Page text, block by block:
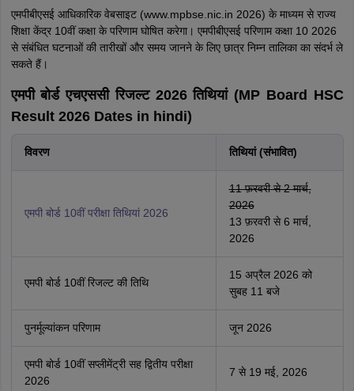
एमपीबीएसई आधिकारिक वेबसाइट (www.mpbse.nic.in 2026) के माध्यम से राज्य
शिक्षा केंद्र 10वीं कक्षा के परिणाम घोषित करेगा। एमपीबीएसई परिणाम कक्षा 10 2026
से संबंधित घटनाओं की तारीखों और समय जानने के लिए छात्र निम्न तालिका का संदर्भ ले
सकते हैं।
एमपी बोर्ड एचएससी रिजल्ट 2026 तिथियां (MP Board HSC
Result 2026 Dates in hindi)
विवरण तिथियां (संभावित)
एमपी बोर्ड 10वीं परीक्षा तिथियां 2026
11 फ़रवरी से 2 मार्च,
2026
13 फ़रवरी से 6 मार्च,
2026
एमपी बोर्ड 10वीं रिजल्ट की तिथि
15 अप्रैल 2026 को
सुबह 11 बजे
पुनर्मूल्यांकन परिणाम जून 2026
एमपी बोर्ड 10वीं सप्लीमेंट्री सह द्वितीय परीक्षा
2026
7 से 19 मई, 2026